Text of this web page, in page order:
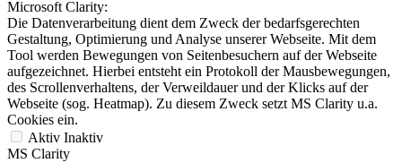
Microsoft Clarity:
Die Datenverarbeitung dient dem Zweck der bedarfsgerechten
Gestaltung, Optimierung und Analyse unserer Webseite. Mit dem
Tool werden Bewegungen von Seitenbesuchern auf der Webseite
aufgezeichnet. Hierbei entsteht ein Protokoll der Mausbewegungen,
des Scrollenverhaltens, der Verweildauer und der Klicks auf der
Webseite (sog. Heatmap). Zu diesem Zweck setzt MS Clarity u.a.
Cookies ein.
Aktiv Inaktiv
MS Clarity